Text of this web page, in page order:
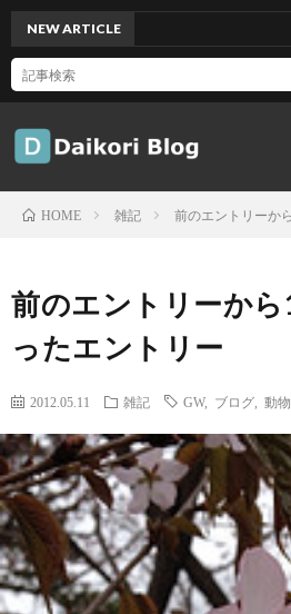
NEW ARTICLE
HOME 雑記 前のエントリーか
前のエントリーか
ったエントリー
2012.05.11 雑記 GW, ブログ 動物